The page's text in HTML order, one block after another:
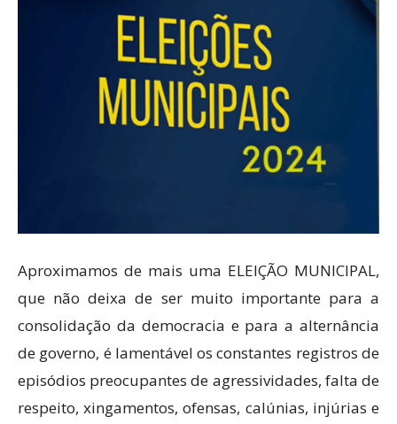
Aproximamos de mais uma ELEIÇÃO MUNICIPAL,
que não deixa de ser muito importante para a
consolidação da democracia e para a alternância
de governo, é lamentável os constantes registros de
episódios preocupantes de agressividades, falta de
respeito, xingamentos, ofensas, calúnias, injúrias e